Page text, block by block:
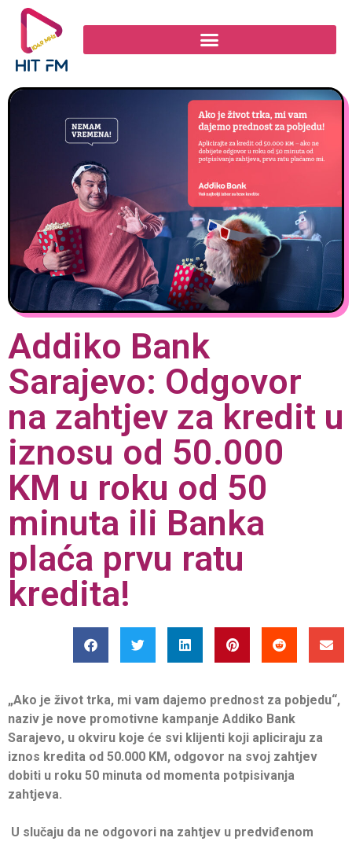
Addiko Bank
Sarajevo: Odgovor
na zahtjev za kredit u
iznosu od 50.000
KM u roku od 50
minuta ili Banka
plaća prvu ratu
kredita!
„Ako je život trka, mi vam dajemo prednost za pobjedu“,
naziv je nove promotivne kampanje Addiko Bank
Sarajevo, u okviru koje će svi klijenti koji apliciraju za
iznos kredita od 50.000 KM, odgovor na svoj zahtjev
dobiti u roku 50 minuta od momenta potpisivanja
zahtjeva.
U slučaju da ne odgovori na zahtjev u predviđenom